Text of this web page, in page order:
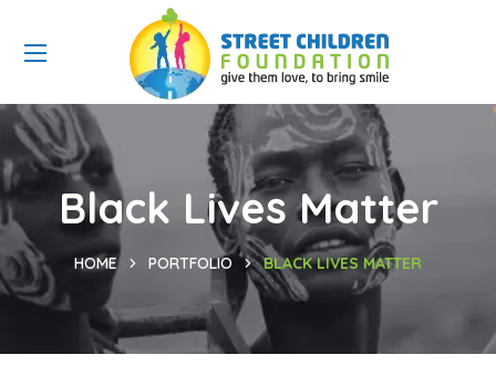
Black Lives Matter
HOME PORTFOLIO BLACK LIVES MATTER